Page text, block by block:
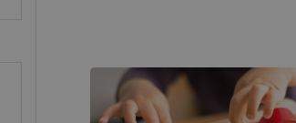
1.580,00€.395,00€.